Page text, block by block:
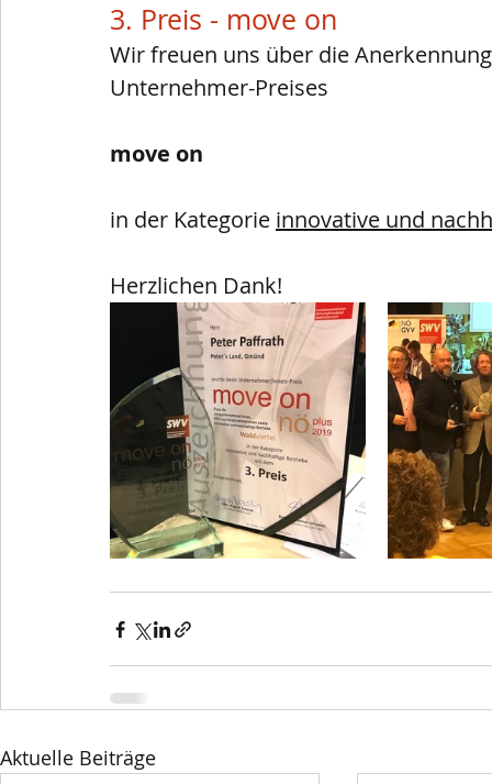
3. Preis - move on
Wir freuen uns über die
Unternehmer-Preises
move on
in der Kategorie innovative und
Herzlichen Dank!
Aktuelle Beiträge